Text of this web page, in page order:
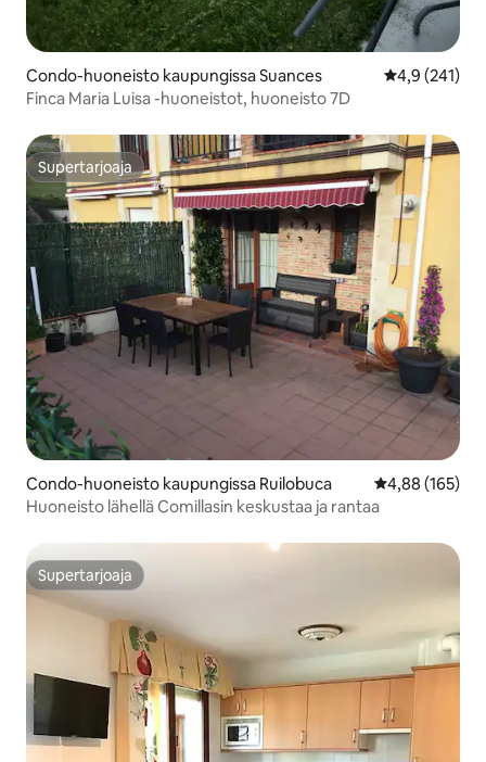
Condo-huoneisto kaupungissa Suances
4,9 (241)
Finca Maria Luisa -huoneistot, huoneisto 7D
Supertarjoaja
Supertarjoaja
Condo-huoneisto kaupungissa Ruilobuca
4,88 (165)
Huoneisto lähellä Comillasin keskustaa ja rantaa
Supertarjoaja
Supertarjoaja